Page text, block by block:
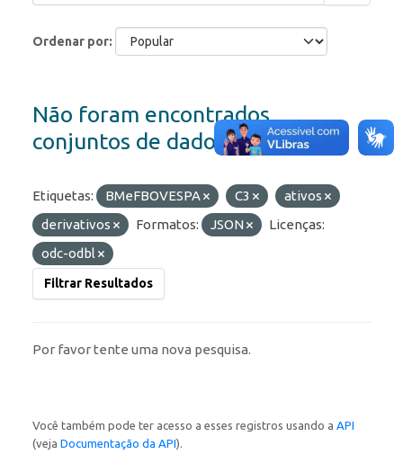
Ordenar por
Não foram encontrados
conjuntos de dados
Etiquetas: BMeFBOVESPA C3
ativos
derivativos
Formatos: JSON
Licenças:
odc-odbl
Filtrar Resultados
Por favor tente uma nova pesquisa.
Você também pode ter acesso a esses registros usando a API
(veja Documentação da API).